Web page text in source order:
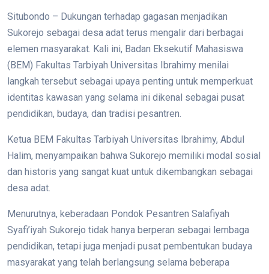
Situbondo – Dukungan terhadap gagasan menjadikan
Sukorejo sebagai desa adat terus mengalir dari berbagai
elemen masyarakat. Kali ini, Badan Eksekutif Mahasiswa
(BEM) Fakultas Tarbiyah Universitas Ibrahimy menilai
langkah tersebut sebagai upaya penting untuk memperkuat
identitas kawasan yang selama ini dikenal sebagai pusat
pendidikan, budaya, dan tradisi pesantren.
Ketua BEM Fakultas Tarbiyah Universitas Ibrahimy, Abdul
Halim, menyampaikan bahwa Sukorejo memiliki modal sosial
dan historis yang sangat kuat untuk dikembangkan sebagai
desa adat.
Menurutnya, keberadaan Pondok Pesantren Salafiyah
Syafi’iyah Sukorejo tidak hanya berperan sebagai lembaga
pendidikan, tetapi juga menjadi pusat pembentukan budaya
masyarakat yang telah berlangsung selama beberapa